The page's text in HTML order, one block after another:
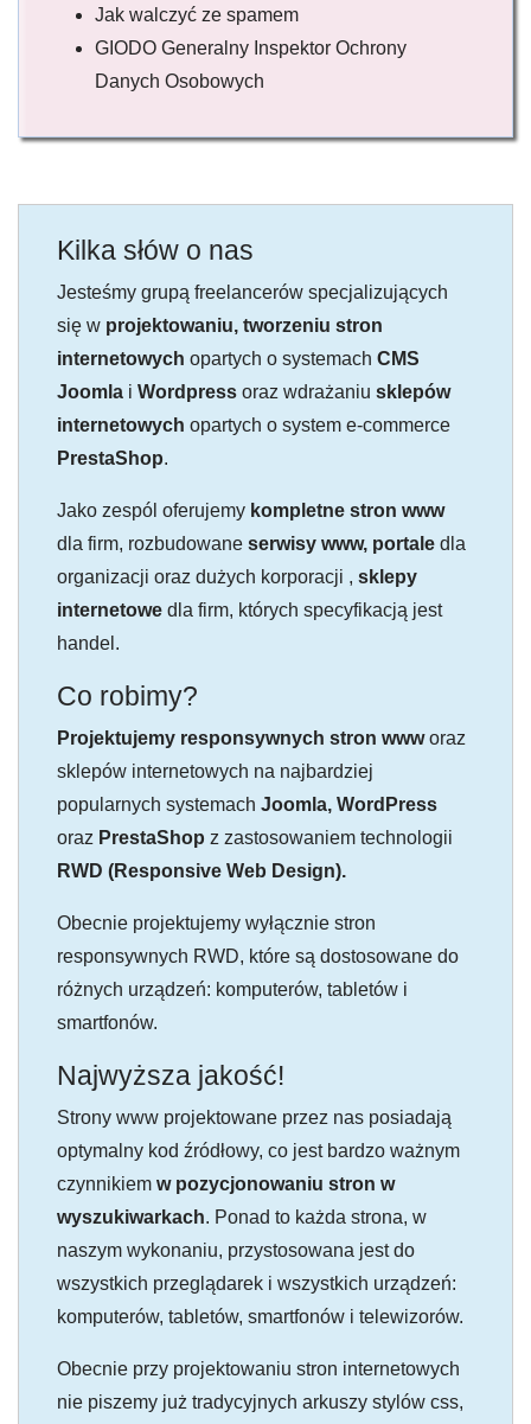
Jak walczyć ze spamem
GIODO Generalny Inspektor Ochrony
Danych Osobowych
Kilka słów o nas
Jesteśmy grupą freelancerów specjalizujących
się w projektowaniu, tworzeniu stron
internetowych opartych o systemach CMS
Joomla i Wordpress oraz wdrażaniu sklepów
internetowych opartych o system e-commerce
PrestaShop.
Jako zespól oferujemy kompletne stron www
dla firm, rozbudowane serwisy www, portale dla
organizacji oraz dużych korporacji , sklepy
internetowe dla firm, których specyfikacją jest
handel.
Co robimy?
Projektujemy responsywnych stron wwworaz
sklepów internetowych na najbardziej
popularnych systemach Joomla, WordPress
oraz PrestaShop z zastosowaniem technologii
RWD (Responsive Web Design).
Obecnie projektujemy wyłącznie stron
responsywnych RWD, które są dostosowane do
różnych urządzeń: komputerów, tabletów i
smartfonów.
Najwyższa jakość!
Strony www projektowane przez nas posiadają
optymalny kod źródłowy, co jest bardzo ważnym
czynnikiem w pozycjonowaniu stron w
wyszukiwarkach. Ponad to każda strona, w
naszym wykonaniu, przystosowana jest do
wszystkich przeglądarek i wszystkich urządzeń:
komputerów, tabletów, smartfonów i telewizorów.
Obecnie przy projektowaniu stron internetowych
nie piszemy już tradycyjnych arkuszy stylów css,